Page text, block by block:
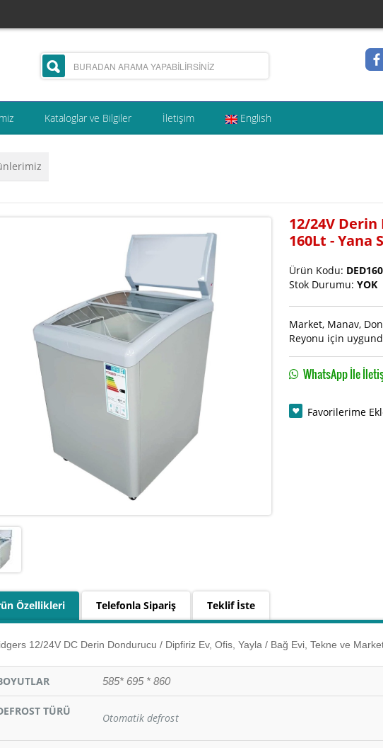
Kataloglar ve Bilgiler İletişim English
12/24V
160Lt - Yana
Ürün Kodu:
Stok Durumu: YOK
Market, Manav,
Reyonu için
WhatsApp İle
Favorilerime
Özellikleri Telefonla Sipariş Teklif İste
12/24V DC Derin Dondurucu / Dipfiriz Ev, Ofis, Yayla / Bağ Evi, Tekne ve
585* 695 * 860
TÜRÜ
Otomatik defrost